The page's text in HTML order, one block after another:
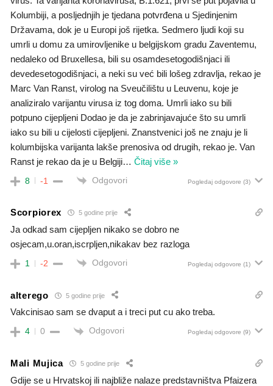
Kolumbiji, a posljednjih je tjedana potvrđena u Sjedinjenim
Državama, dok je u Europi još rijetka. Sedmero ljudi koji su
umrli u domu za umirovljenike u belgijskom gradu Zaventemu,
nedaleko od Bruxellesa, bili su osamdesetogodišnjaci ili
devedesetogodišnjaci, a neki su već bili lošeg zdravlja, rekao je
Marc Van Ranst, virolog na Sveučilištu u Leuvenu, koje je
analiziralo varijantu virusa iz tog doma. Umrli iako su bili
potpuno cijepljeni Dodao je da je zabrinjavajuće što su umrli
iako su bili u cijelosti cijepljeni. Znanstvenici još ne znaju je li
kolumbijska varijanta lakše prenosiva od drugih, rekao je. Van
Ranst je rekao da je u Belgiji… Čitaj više »
8 -1 Odgovori Pogledaj odgovore (3)
Scorpiorex 5 godine prije
Ja odkad sam cijepljen nikako se dobro ne
osjecam,u.oran,iscrpljen,nikakav bez razloga
1 -2 Odgovori Pogledaj odgovore (1)
alterego 5 godine prije
Vakcinisao sam se dvaput a i treci put cu ako treba.
4 0 Odgovori Pogledaj odgovore (9)
Mali Mujica 5 godine prije
Gdije se u Hrvatskoj ili najbliže nalaze predstavništva Pfaizera